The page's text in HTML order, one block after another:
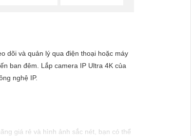
dõi và quản lý qua điện thoại hoặc máy
ban đêm. Lắp camera IP Ultra 4K của
nghệ IP.
giá rẻ và hình ảnh sắc nét, bạn có thể